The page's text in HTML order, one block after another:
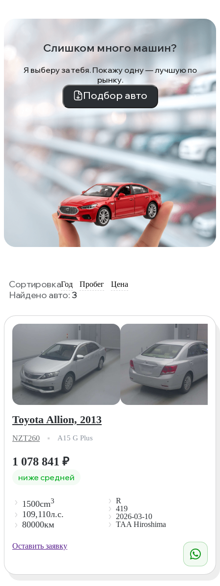
Слишком много машин?
Я выберу за тебя. Покажу одну — лучшую по
рынку.
Подбор авто
СортировкаГод Пробег Цена
Найдено авто:3
Toyota Allion, 2013
NZT260 A15 G Plus
1 078 841 ₽
ниже средней
1500cm3
109,110л.с.
80000км
R
419
2026-03-10
TAA Hiroshima
Оставить заявку